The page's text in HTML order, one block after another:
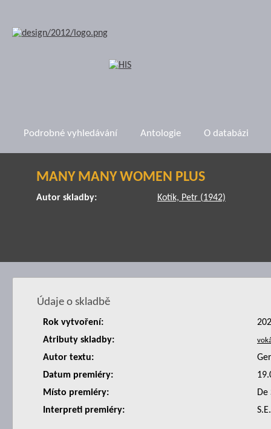
Podrobné vyhledávání Antologie O databázi
MANY MANY WOMEN PLUS
Autor skladby: Kotík, Petr (1942)
Údaje o skladbě
Rok vytvoření:
Atributy skladby:
Autor textu:
Datum premiéry:
Místo premiéry:
De
Interpreti premiéry: